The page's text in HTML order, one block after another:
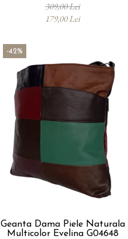
309,00 Lei
179,00 Lei
-42%
Geanta Dama Piele Naturala
Multicolor Evelina G04648